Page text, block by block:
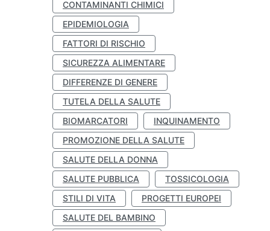
CONTAMINANTI CHIMICI
EPIDEMIOLOGIA
FATTORI DI RISCHIO
SICUREZZA ALIMENTARE
DIFFERENZE DI GENERE
TUTELA DELLA SALUTE
BIOMARCATORI
INQUINAMENTO
PROMOZIONE DELLA SALUTE
SALUTE DELLA DONNA
SALUTE PUBBLICA
TOSSICOLOGIA
STILI DI VITA
PROGETTI EUROPEI
SALUTE DEL BAMBINO